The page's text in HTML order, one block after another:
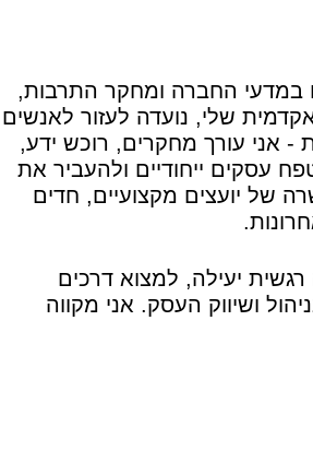
במדעי החברה ומחקר התרבות,
שלי, נועדה לעזור לאנשים
- אני עורך מחקרים, רוכש ידע,
עסקים ייחודיים ולהעביר את
של יועצים מקצועיים, חדים
יעילה, למצוא דרכים
ושיווק העסק. אני מקווה